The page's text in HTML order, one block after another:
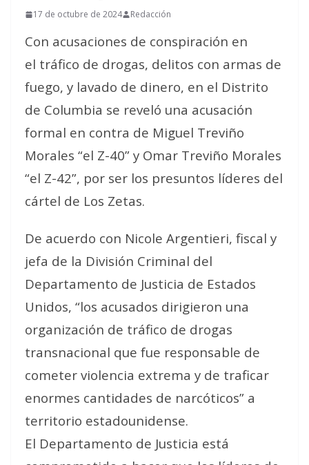
17 de octubre de 2024 Redacción
Con acusaciones de conspiración en
el tráfico de drogas, delitos con armas de
fuego, y lavado de dinero, en el Distrito
de Columbia se reveló una acusación
formal en contra de Miguel Treviño
Morales “el Z-40” y Omar Treviño Morales
“el Z-42”, por ser los presuntos líderes del
cártel de Los Zetas.
De acuerdo con Nicole Argentieri, fiscal y
jefa de la División Criminal del
Departamento de Justicia de Estados
Unidos, “los acusados dirigieron una
organización de tráfico de drogas
transnacional que fue responsable de
cometer violencia extrema y de traficar
enormes cantidades de narcóticos” a
territorio estadounidense.
El Departamento de Justicia está